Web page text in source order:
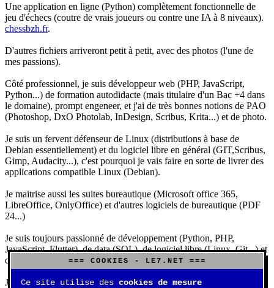
Une application en ligne (Python) complètement fonctionnelle de
jeu d'échecs (coutre de vrais joueurs ou contre une IA à 8 niveaux).
chessbzh.fr.
D'autres fichiers arriveront petit à petit, avec des photos (l'une de
mes passions).
Côté professionnel, je suis développeur web (PHP, JavaScript,
Python...) de formation autodidacte (mais titulaire d'un Bac +4 dans
le domaine), prompt engeneer, et j'ai de très bonnes notions de PAO
(Photoshop, DxO Photolab, InDesign, Scribus, Krita...) et de photo.
Je suis un fervent défenseur de Linux (distributions à base de
Debian essentiellement) et du logiciel libre en général (GIT,Scribus,
Gimp, Audacity...), c'est pourquoi je vais faire en sorte de livrer des
applications compatible Linux (Debian).
Je maitrise aussi les suites bureautique (Microsoft office 365,
LibreOffice, OnlyOffice) et d'autres logiciels de bureautique (PDF
24...)
Je suis toujours passionné de développement (Python, PHP,
JavaScript, Flutter), de data (SQL), de logiciel libre (Linux, Git...) et
d'IA (principalement Claude et DeepSeek).
J'aime jouer, surtout aux jeux de sociétés (Risk, Uno, Scrabble...),
=== COOKIES - LE7.NET ===
Ce site utilise des cookies de mesure